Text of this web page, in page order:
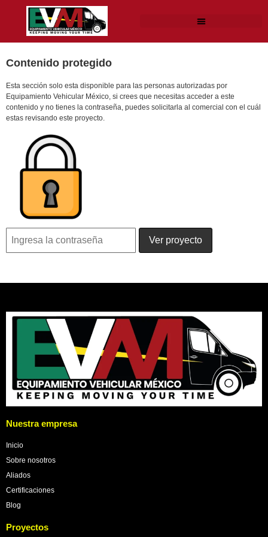
Contenido protegido
Esta sección solo esta disponible para las personas autorizadas por
Equipamiento Vehicular México, si crees que necesitas acceder a este
contenido y no tienes la contraseña, puedes solicitarla al comercial con el cuál
estas revisando este proyecto.
Nuestra empresa
Inicio
Sobre nosotros
Aliados
Certificaciones
Blog
Proyectos